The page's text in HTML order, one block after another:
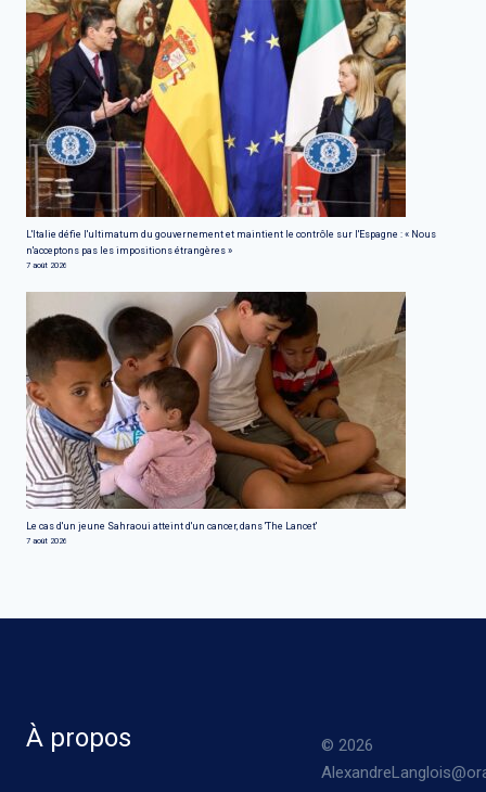
L'Italie défie l'ultimatum du gouvernement et maintient le contrôle sur l'Espagne : « Nous
n'acceptons pas les impositions étrangères »
7 août 2026
Le cas d'un jeune Sahraoui atteint d'un cancer, dans 'The Lancet'
7 août 2026
À propos
© 2026